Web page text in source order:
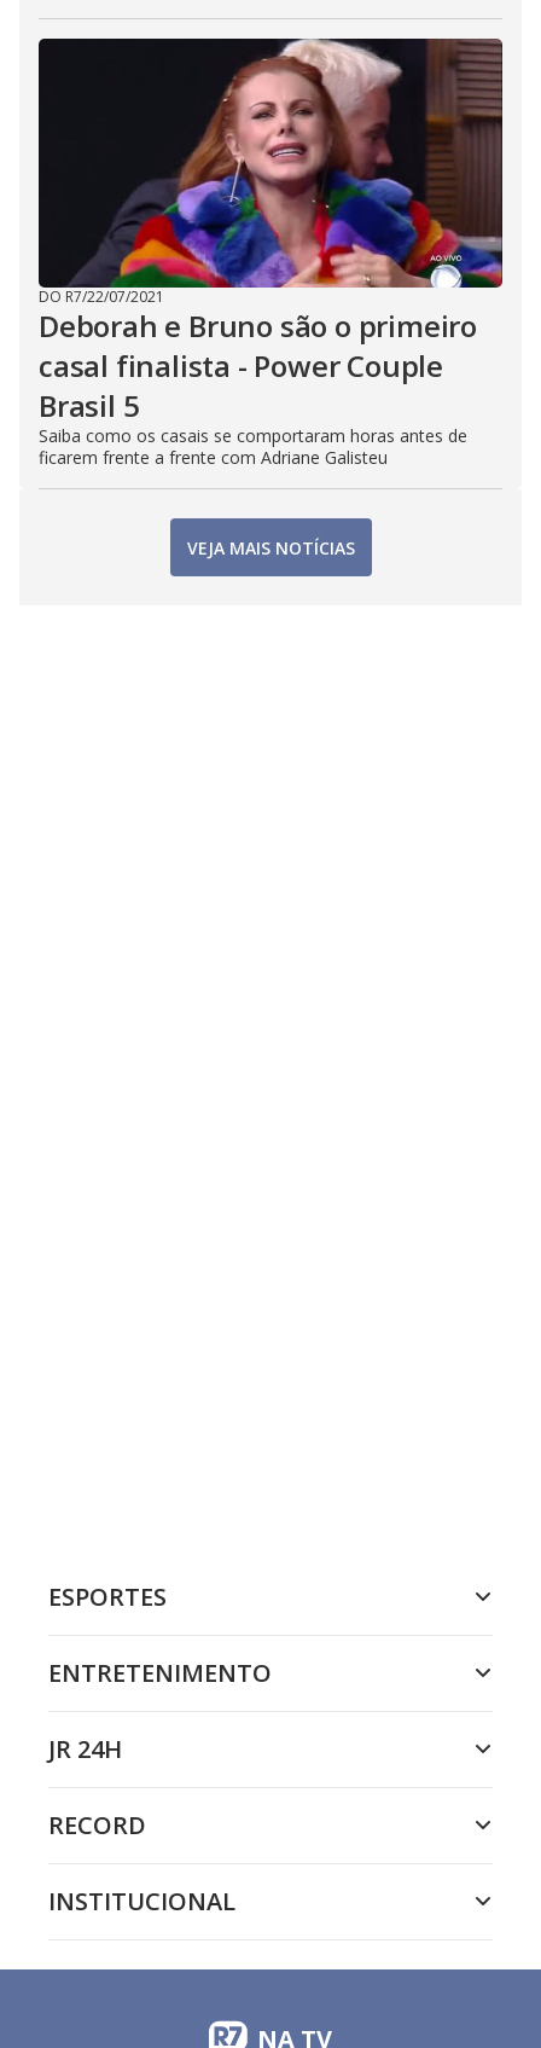
DO R7/22/07/2021
Deborah e Bruno são o primeiro
casal finalista - Power Couple
Brasil 5
Saiba como os casais se comportaram horas antes de
ficarem frente a frente com Adriane Galisteu
VEJA MAIS NOTÍCIAS
ESPORTES
ENTRETENIMENTO
JR 24H
RECORD
INSTITUCIONAL
NA TV